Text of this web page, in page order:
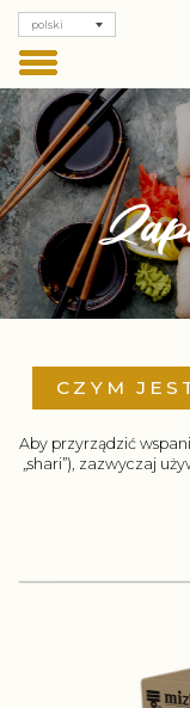
polski
CZYM
Aby przyrządzić
„shari”), zazwyczaj